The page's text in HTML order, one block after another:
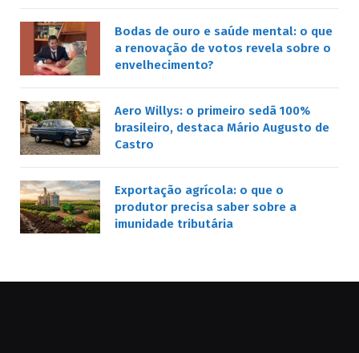
Bodas de ouro e saúde mental: o que
a renovação de votos revela sobre o
envelhecimento?
Aero Willys: o primeiro sedã 100%
brasileiro, destaca Mário Augusto de
Castro
Exportação agrícola: o que o
produtor precisa saber sobre a
imunidade tributária